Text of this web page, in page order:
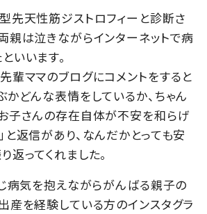
先天性筋ジストロフィーと診断さ
親は泣きながらインターネットで病
いいます。
輩ママのブログにコメントをすると
かどんな表情をしているか、ちゃん
子さんの存在自体が不安を和らげ
と返信があり、なんだかとっても安
返ってくれました。
病気を抱えながらがんばる親子の
産を経験している方のインスタグラ